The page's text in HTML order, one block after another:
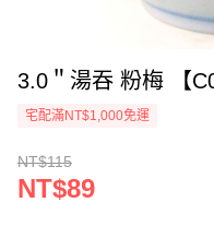
3.0＂湯吞 粉梅 【
宅配滿NT$1,000免運
NT$115
NT$89